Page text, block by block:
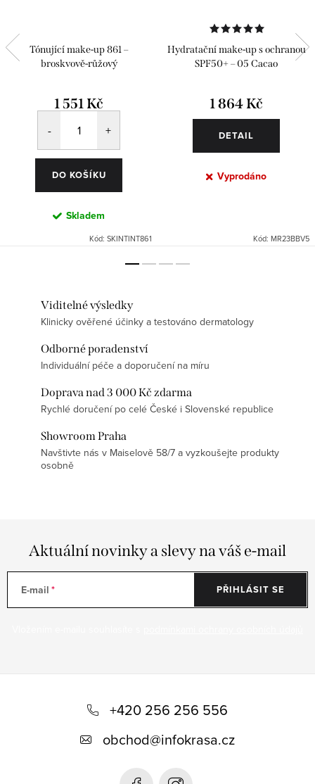
Tónující make-up 861 –
broskvově-růžový
1 551 Kč
DO KOŠÍKU
Skladem
Kód: SKINTINT861
Hydratační make-up s ochranou
SPF50+ – 05 Cacao
1 864 Kč
DETAIL
Vyprodáno
Kód: MR23BBV5
Viditelné výsledky
Klinicky ověřené účinky a testováno dermatology
Odborné poradenství
Individuální péče a doporučení na míru
Doprava nad 3 000 Kč zdarma
Rychlé doručení po celé České i Slovenské republice
Showroom Praha
Navštivte nás v Maiselově 58/7 a vyzkoušejte produkty
osobně
Aktuální novinky a slevy na váš e-mail
E-mail PŘIHLÁSIT SE
+420 256 256 556
obchod@infokrasa.cz